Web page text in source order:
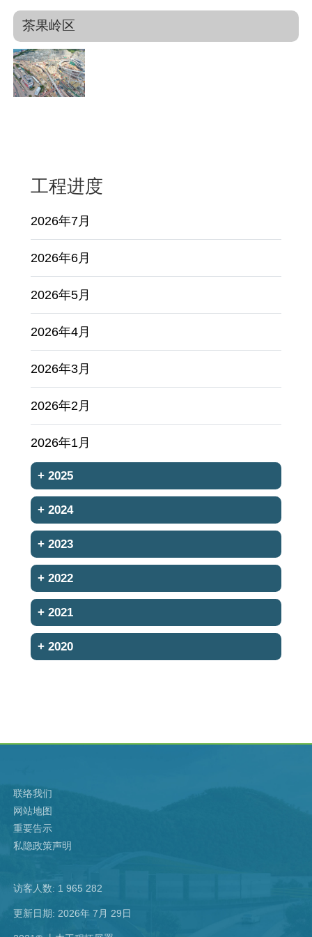
茶果岭区
工程进度
2026年7月
2026年6月
2026年5月
2026年4月
2026年3月
2026年2月
2026年1月
+ 2025
+ 2024
+ 2023
+ 2022
+ 2021
+ 2020
联络我们
网站地图
重要告示
私隐政策声明
访客人数: 1 965 282
更新日期: 2026年 7月 29日